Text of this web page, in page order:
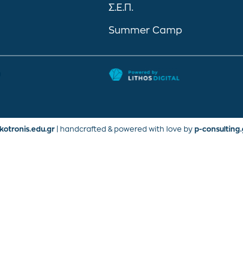
Σ.Ε.Π.
Summer Camp
kotronis.edu.gr| handcrafted & powered with love by p-